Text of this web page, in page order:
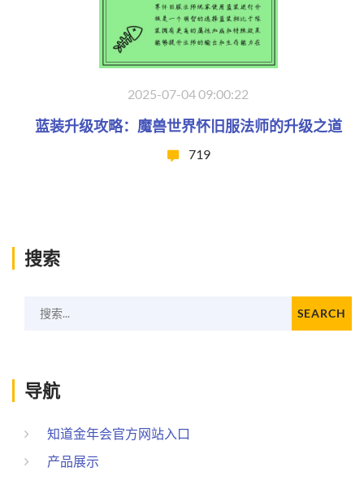
2025-07-04 09:00:22
蓝装升级攻略：魔兽世界怀旧服法师的升级之道
719
搜索
搜索... SEARCH
导航
知道金年会官方网站入口
产品展示